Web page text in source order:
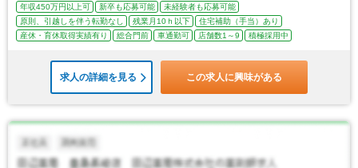
年収450万円以上可 新卒も応募可能
未経験者も応募可能
原則、引越しを伴う転勤なし
残業月10ｈ以下
住宅補助（手当）あり
産休・育休取得実績有り
総合門前 車通勤可 店舗数1～9 積極採用中
求人の詳細を見る この求人に興味がある